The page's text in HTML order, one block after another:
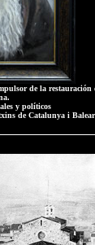
de la restauración
y políticos
de Catalunya i